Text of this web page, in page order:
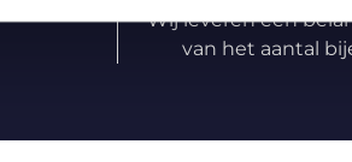
Wij leveren een
van het aantal